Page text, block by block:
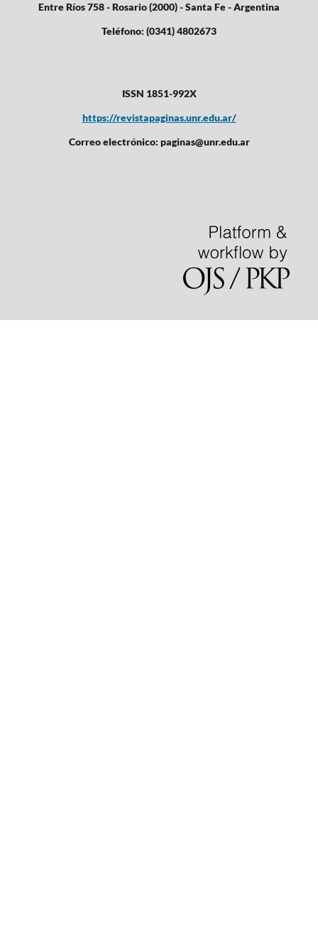
Entre Ríos 758 - Rosario (2000) - Santa Fe - Argentina
Teléfono: (0341) 4802673
ISSN 1851-992X
https://revistapaginas.unr.edu.ar/
Correo electrónico: paginas@unr.edu.ar